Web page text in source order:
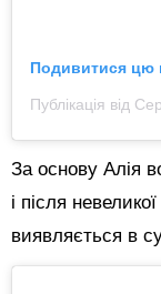
Подивитися цю
Публікація від
За основу Алія
і після
виявляється в